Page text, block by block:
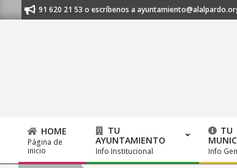
to
al 91 620 21 53 o escríbenos a ayuntamiento@alalpardo.org
Primary
Navigation
HOME
Página de
inicio
TU
AYUNTAMIENTO
Info Institucional
TU
Info